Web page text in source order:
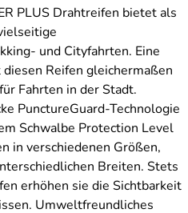
PLUS Drahtreifen bietet als
und Cityfahrten. Eine
Reifen gleichermaßen
Fahrten in der Stadt.
PunctureGuard-Technologie
Schwalbe Protection Level
in verschiedenen Größen,
Breiten. Stets
erhöhen sie die Sichtbarkeit
Umweltfreundliches